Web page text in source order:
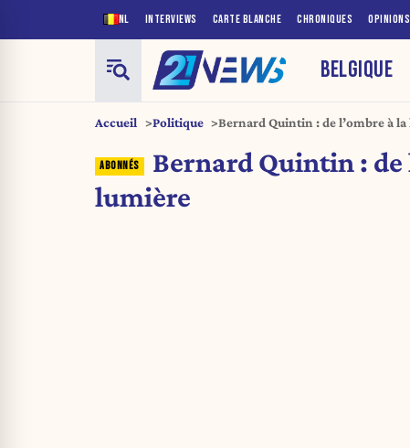
NL INTERVIEWS CARTE BLANCHE CHRONIQUES OPINIONS
BELGIQUE
Accueil Politique Bernard Quintin : de l’ombre à
Bernard Quintin :
lumière